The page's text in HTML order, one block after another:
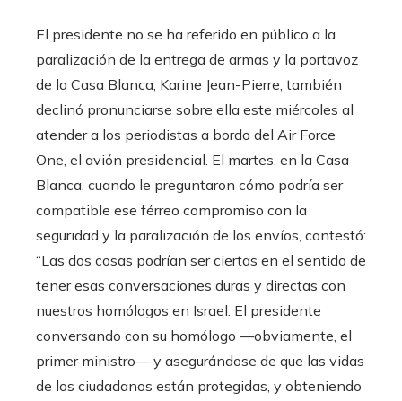
El presidente no se ha referido en público a la
paralización de la entrega de armas y la portavoz
de la Casa Blanca, Karine Jean-Pierre, también
declinó pronunciarse sobre ella este miércoles al
atender a los periodistas a bordo del Air Force
One, el avión presidencial. El martes, en la Casa
Blanca, cuando le preguntaron cómo podría ser
compatible ese férreo compromiso con la
seguridad y la paralización de los envíos, contestó:
“Las dos cosas podrían ser ciertas en el sentido de
tener esas conversaciones duras y directas con
nuestros homólogos en Israel. El presidente
conversando con su homólogo —obviamente, el
primer ministro— y asegurándose de que las vidas
de los ciudadanos están protegidas, y obteniendo